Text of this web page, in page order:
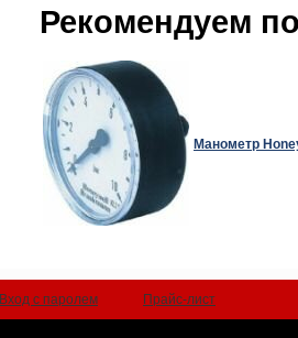
Рекомендуем
Манометр
Вход с паролем Прайс-лист